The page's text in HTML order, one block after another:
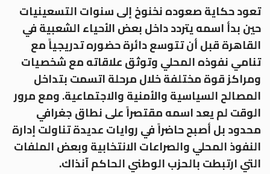
تعود حكاية صعوده نخنوخ إلى سنوات التسعينيات
حين بدأ اسمه يتردد داخل بعض الأحياء الشعبية في
القاهرة قبل أن تتوسع دائرة حضوره تدريجياً مع
تنامي نفوذه المحلي وتوثق علاقاته مع شخصيات
ومراكز قوة مختلفة خلال مرحلة اتسمت بتداخل
المصالح السياسية والأمنية والاجتماعية. ومع مرور
الوقت لم يعد اسمه مقتصراً على نطاق جغرافي
محدود بل أصبح حاضراً في روايات عديدة تناولت إدارة
النفوذ المحلي والصراعات الانتخابية وبعض الملفات
التي ارتبطت بالحزب الوطني الحاكم آنذاك.